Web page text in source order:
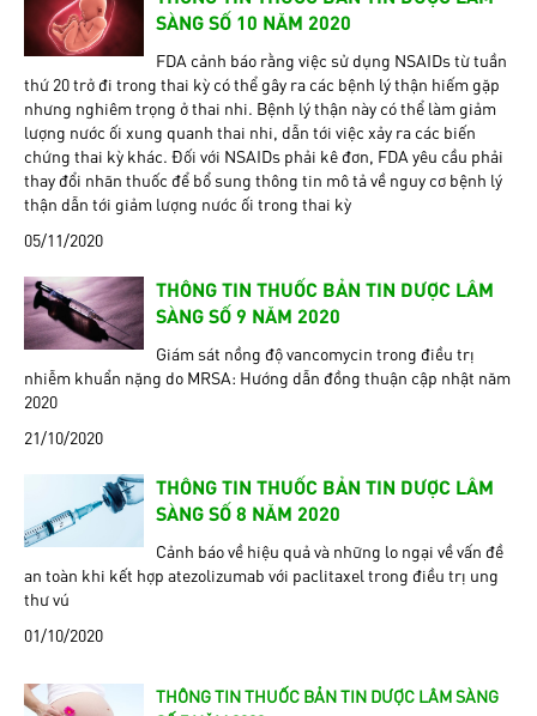
SÀNG SỐ 10 NĂM 2020
FDA cảnh báo rằng việc sử dụng NSAIDs từ tuần
thứ 20 trở đi trong thai kỳ có thể gây ra các bệnh lý thận hiếm gặp
nhưng nghiêm trọng ở thai nhi. Bệnh lý thận này có thể làm giảm
lượng nước ối xung quanh thai nhi, dẫn tới việc xảy ra các biến
chứng thai kỳ khác. Đối với NSAIDs phải kê đơn, FDA yêu cầu phải
thay đổi nhãn thuốc để bổ sung thông tin mô tả về nguy cơ bệnh lý
thận dẫn tới giảm lượng nước ối trong thai kỳ
05/11/2020
THÔNG TIN THUỐC BẢN TIN DƯỢC LÂM
SÀNG SỐ 9 NĂM 2020
Giám sát nồng độ vancomycin trong điều trị
nhiễm khuẩn nặng do MRSA: Hướng dẫn đồng thuận cập nhật năm
2020
21/10/2020
THÔNG TIN THUỐC BẢN TIN DƯỢC LÂM
SÀNG SỐ 8 NĂM 2020
Cảnh báo về hiệu quả và những lo ngại về vấn đề
an toàn khi kết hợp atezolizumab với paclitaxel trong điều trị ung
thư vú
01/10/2020
THÔNG TIN THUỐC BẢN TIN DƯỢC LÂM SÀNG